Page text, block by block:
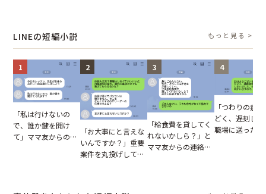
LINEの短編小説 もっと見る >
1
「私は行けないの
で、誰か鍵を開け
て」ママ友からの
2
「お大事にと言えな
いんですか？」重要
案件を丸投げして休
3
「給食費を貸してく
れないかしら？」と
ママ友からの連絡。
4
「つわりの症
どく、遅刻し
職場に送った